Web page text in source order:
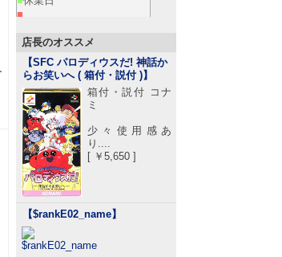
店長のオススメ
【SFC パロディウスだ! 神話か
らお笑いへ ( 箱付・説付 )】
箱付・説付 コナ
ミ
少々使用感あ
り....
[ ￥5,650 ]
【$rankE02_name】